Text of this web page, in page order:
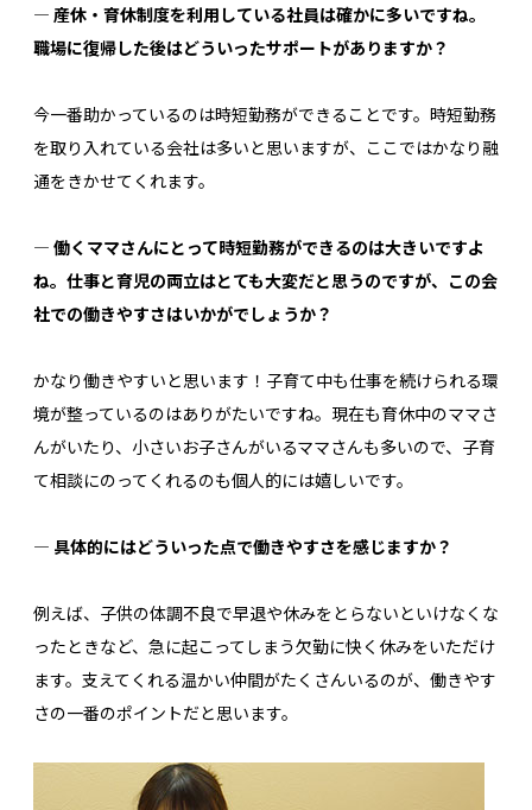
― 産休・育休制度を利用している社員は確かに多いですね。
職場に復帰した後はどういったサポートがありますか？
今一番助かっているのは時短勤務ができることです。時短勤務
を取り入れている会社は多いと思いますが、ここではかなり融
通をきかせてくれます。
― 働くママさんにとって時短勤務ができるのは大きいですよ
ね。仕事と育児の両立はとても大変だと思うのですが、この会
社での働きやすさはいかがでしょうか？
かなり働きやすいと思います！子育て中も仕事を続けられる環
境が整っているのはありがたいですね。現在も育休中のママさ
んがいたり、小さいお子さんがいるママさんも多いので、子育
て相談にのってくれるのも個人的には嬉しいです。
― 具体的にはどういった点で働きやすさを感じますか？
例えば、子供の体調不良で早退や休みをとらないといけなくな
ったときなど、急に起こってしまう欠勤に快く休みをいただけ
ます。支えてくれる温かい仲間がたくさんいるのが、働きやす
さの一番のポイントだと思います。